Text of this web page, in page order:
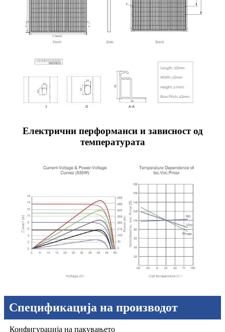
Електрични перформанси и зависност од
температурата
Спецификација на производот
Конфигурација на пакувањето